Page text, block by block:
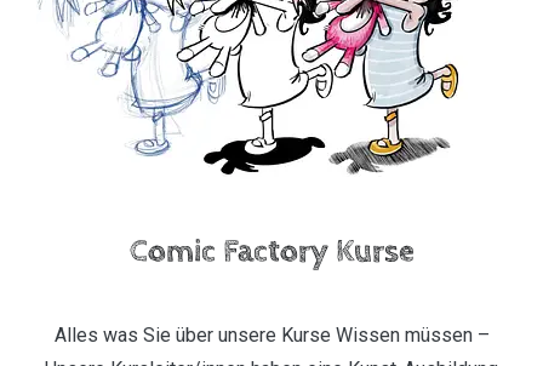
Comic Factory Kurse
Alles was Sie über unsere Kurse Wissen müssen –